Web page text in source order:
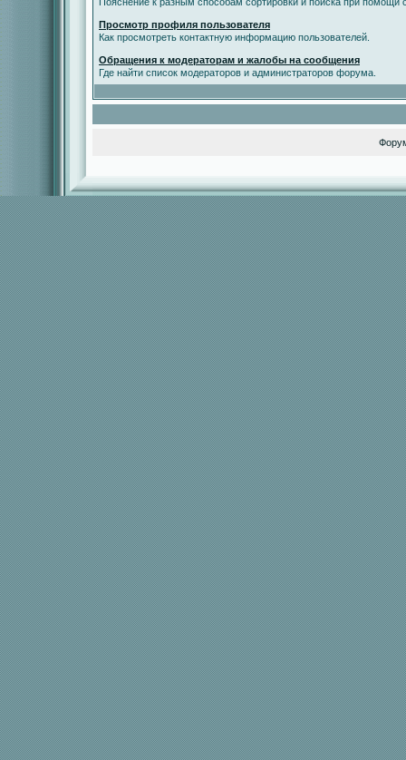
Просмотр профиля пользователя
Как просмотреть контактную информацию пользователей.
Обращения к модераторам и жалобы на сообщения
Где найти список модераторов и администраторов форума.